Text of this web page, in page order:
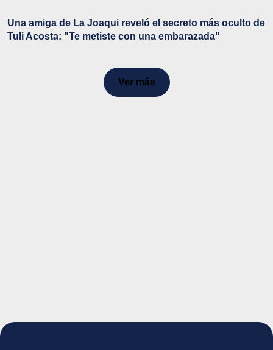
Una amiga de La Joaqui reveló el secreto más oculto de
Tuli Acosta: "Te metiste con una embarazada"
Ver más